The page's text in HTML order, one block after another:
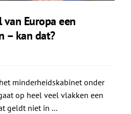
Europa een
– kan dat?
minderheidskabinet onder
op heel veel vlakken een
geldt niet in ...